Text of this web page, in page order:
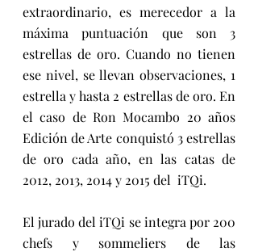
extraordinario, es merecedor a la
máxima puntuación que son 3
estrellas de oro. Cuando no tienen
ese nivel, se llevan observaciones, 1
estrella y hasta 2 estrellas de oro. En
el caso de Ron Mocambo 20 años
Edición de Arte conquistó 3 estrellas
de oro cada año, en las catas de
2012, 2013, 2014 y 2015 del  iTQi.
El jurado del iTQi se integra por 200
chefs y sommeliers de las